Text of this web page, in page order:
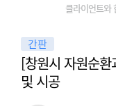
클라이언트와
간판
[창원시 자원순
및 시공